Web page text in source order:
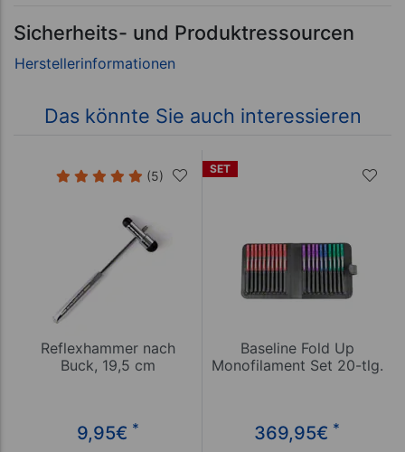
Sicherheits- und Produktressourcen
Das könnte Sie auch interessieren
(5)
Reflexhammer nach
Buck, 19,5 cm
9,95€ *
SET
Baseline Fold Up
Monofilament Set 20-tlg.
369,95€ *